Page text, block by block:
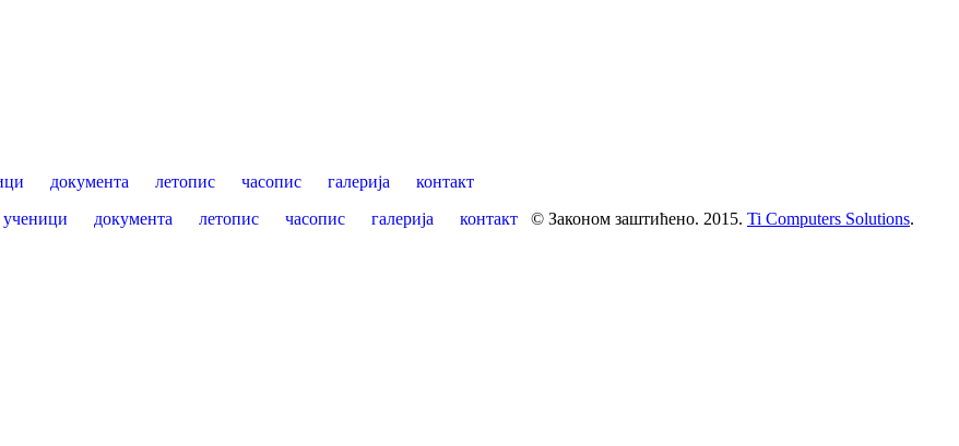
документа летопис часопис галерија
контакт
ученици документа летопис часопис галерија контакт © Законом заштићено. 2015. Ti Computers Solutions.